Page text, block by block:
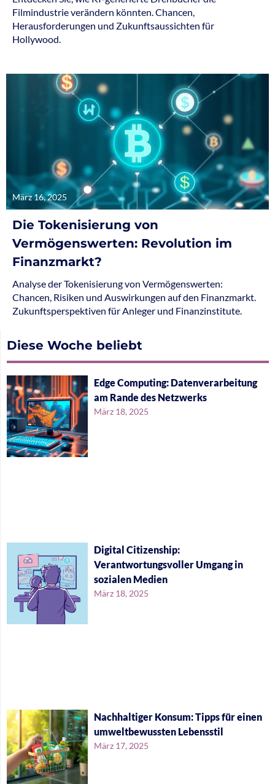
Filmindustrie verändern könnten. Chancen,
Herausforderungen und Zukunftsaussichten für
Hollywood.
März 16, 2025
Die Tokenisierung von
Vermögenswerten: Revolution im
Finanzmarkt?
Analyse der Tokenisierung von Vermögenswerten:
Chancen, Risiken und Auswirkungen auf den Finanzmarkt.
Zukunftsperspektiven für Anleger und Finanzinstitute.
Diese Woche beliebt
Edge Computing: Datenverarbeitung
am Rande des Netzwerks
März 18, 2025
Digital Citizenship:
Verantwortungsvoller Umgang in
sozialen Medien
März 18, 2025
Nachhaltiger Konsum: Tipps für einen
umweltbewussten Lebensstil
März 17, 2025